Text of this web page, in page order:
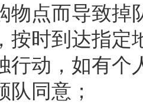
物点而导致掉
按时到达指定
行动，如有个
队同意；